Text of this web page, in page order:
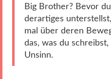
Big Brother? Bevor
derartiges
mal über deren
das, was du
Unsinn.